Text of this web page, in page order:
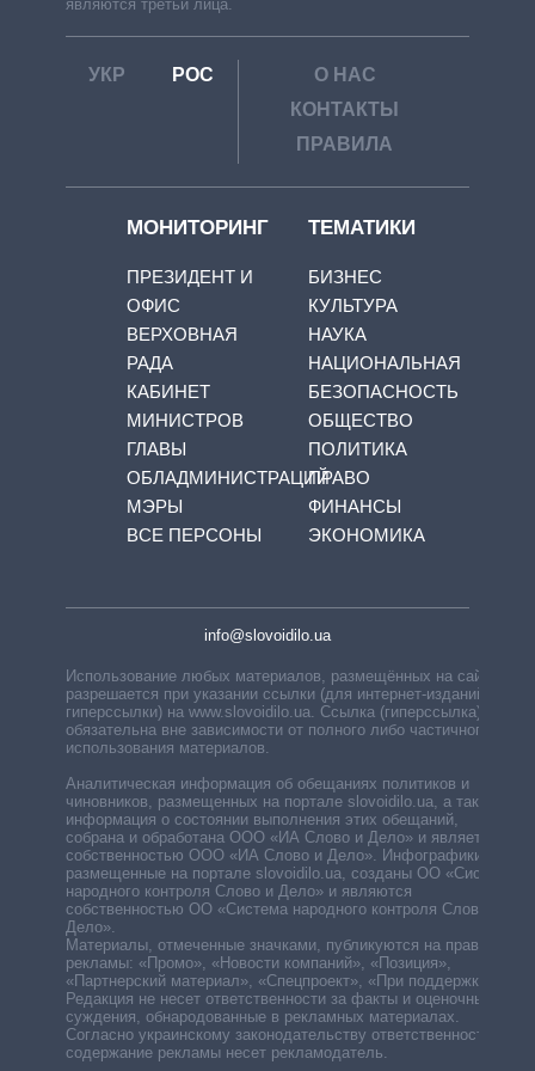
являются третьи лица.
УКР РОС
О НАС
КОНТАКТЫ
ПРАВИЛА
МОНИТОРИНГ
ПРЕЗИДЕНТ И
ОФИС
ВЕРХОВНАЯ
РАДА
КАБИНЕТ
МИНИСТРОВ
ГЛАВЫ
ОБЛАДМИНИСТРАЦИЙ
МЭРЫ
ВСЕ ПЕРСОНЫ
ТЕМАТИКИ
БИЗНЕС
КУЛЬТУРА
НАУКА
НАЦИОНАЛЬНАЯ
БЕЗОПАСНОСТЬ
ОБЩЕСТВО
ПОЛИТИКА
ПРАВО
ФИНАНСЫ
ЭКОНОМИКА
info@slovoidilo.ua
Использование любых материалов, размещённых на сайте,
разрешается при указании ссылки (для интернет-изданий —
гиперссылки) на www.slovoidilo.ua. Ссылка (гиперссылка)
обязательна вне зависимости от полного либо частичного
использования материалов.
Аналитическая информация об обещаниях политиков и
чиновников, размещенных на портале slovoidilo.ua, а также
информация о состоянии выполнения этих обещаний,
собрана и обработана ООО «ИА Слово и Дело» и является
собственностью ООО «ИА Слово и Дело». Инфографики,
размещенные на портале slovoidilo.ua, созданы ОО «Система
народного контроля Слово и Дело» и являются
собственностью ОО «Система народного контроля Слово и
Дело».
Материалы, отмеченные значками, публикуются на правах
рекламы: «Промо», «Новости компаний», «Позиция»,
«Партнерский материал», «Спецпроект», «При поддержке».
Редакция не несет ответственности за факты и оценочные
суждения, обнародованные в рекламных материалах.
Согласно украинскому законодательству ответственность за
содержание рекламы несет рекламодатель.